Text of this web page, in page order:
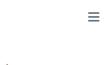
MENU